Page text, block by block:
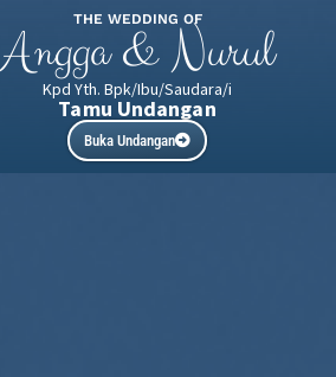
THE WEDDING OF
Angga & Nurul
Kpd Yth. Bpk/Ibu/Saudara/i
Tamu Undangan
Buka Undangan